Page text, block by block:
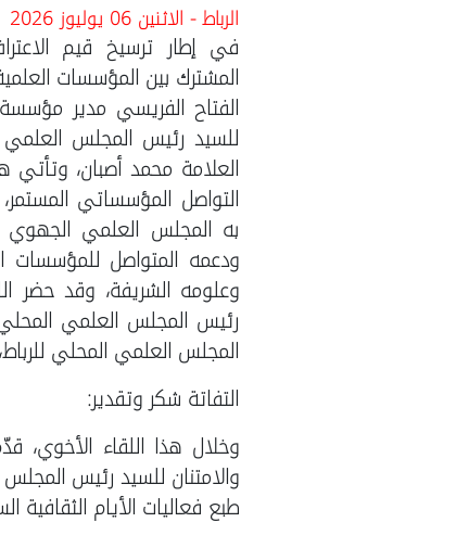
الرباط - الاثنين 06 يوليوز 2026
في إطار ترسيخ قيم
المشترك بين المؤسسات
الفتاح الفريسي مدير مؤسسة
للسيد رئيس المجلس العلمي
العلامة محمد أصبان، وتأتي
التواصل المؤسساتي
به المجلس العلمي الجهوي
ودعمه المتواصل للمؤسسات
وعلومه الشريفة، وقد حضر
رئيس المجلس العلمي
المجلس العلمي المحلي للرباط،
التفاتة شكر وتقدير:
وخلال هذا اللقاء الأخوي،
والامتنان للسيد رئيس
طبع فعاليات الأيام